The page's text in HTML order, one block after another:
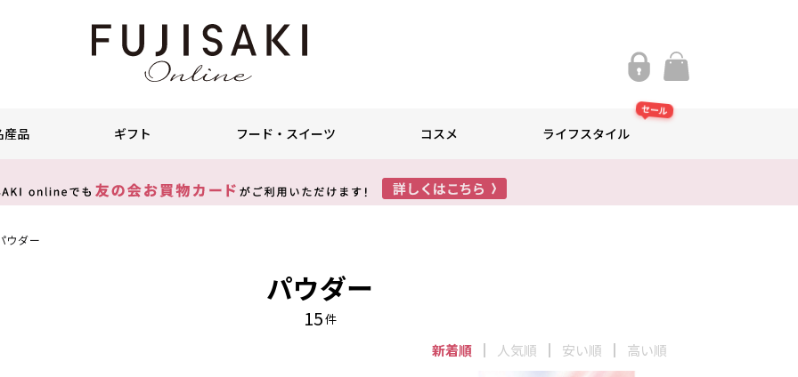
産品 ギフト フード・スイーツ コスメ ライフスタイル
セール
ウダー
パウダー
15件
新着順 人気順 安い順 高い順